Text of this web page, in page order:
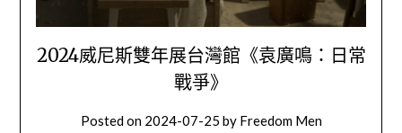
2024威尼斯雙年展台灣館《袁廣鳴：日常
戰爭》
Posted on 2024-07-25 by Freedom Men